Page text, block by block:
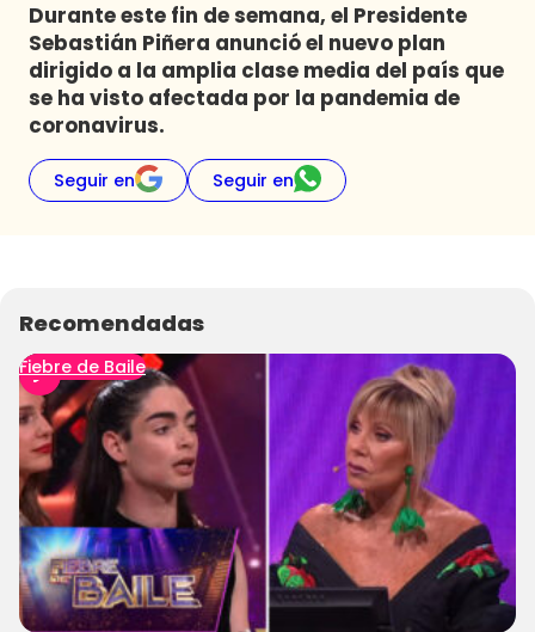
Durante este fin de semana, el Presidente
Sebastián Piñera anunció el nuevo plan
dirigido a la amplia clase media del país que
se ha visto afectada por la pandemia de
coronavirus.
Seguir en Seguir en
Recomendadas
Fiebre de Baile
El Tiempo
Sabingo
Todos Los Programas